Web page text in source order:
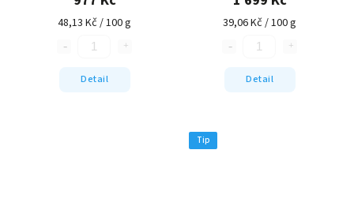
48,13 Kč / 100 g
Detail
39,06 Kč / 100 g
Detail
Tip